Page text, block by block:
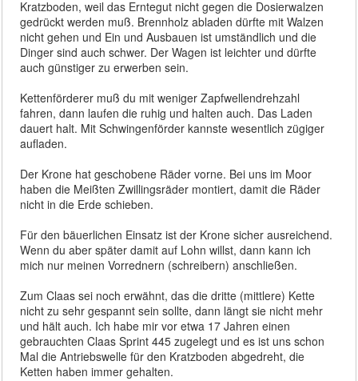
Kratzboden, weil das Erntegut nicht gegen die Dosierwalzen
gedrückt werden muß. Brennholz abladen dürfte mit Walzen
nicht gehen und Ein und Ausbauen ist umständlich und die
Dinger sind auch schwer. Der Wagen ist leichter und dürfte
auch günstiger zu erwerben sein.
Kettenförderer muß du mit weniger Zapfwellendrehzahl
fahren, dann laufen die ruhig und halten auch. Das Laden
dauert halt. Mit Schwingenförder kannste wesentlich zügiger
aufladen.
Der Krone hat geschobene Räder vorne. Bei uns im Moor
haben die Meißten Zwillingsräder montiert, damit die Räder
nicht in die Erde schieben.
Für den bäuerlichen Einsatz ist der Krone sicher ausreichend.
Wenn du aber später damit auf Lohn willst, dann kann ich
mich nur meinen Vorrednern (schreibern) anschließen.
Zum Claas sei noch erwähnt, das die dritte (mittlere) Kette
nicht zu sehr gespannt sein sollte, dann längt sie nicht mehr
und hält auch. Ich habe mir vor etwa 17 Jahren einen
gebrauchten Claas Sprint 445 zugelegt und es ist uns schon
Mal die Antriebswelle für den Kratzboden abgedreht, die
Ketten haben immer gehalten.